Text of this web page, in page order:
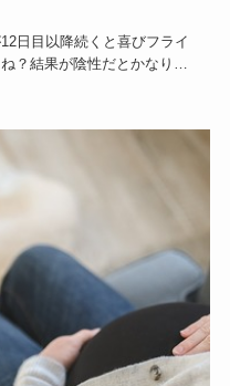
日目以降続くと喜びフライ
？結果が陰性だとかなり落